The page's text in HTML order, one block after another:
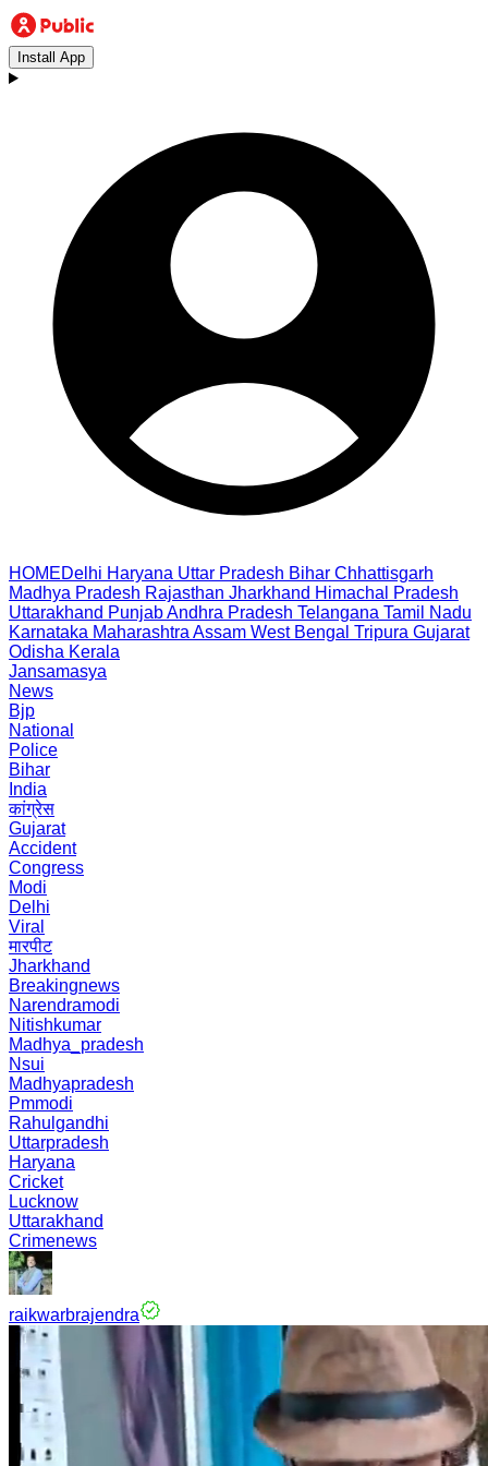
Install App
HOMEDelhi Haryana Uttar Pradesh Bihar Chhattisgarh
Madhya Pradesh Rajasthan Jharkhand Himachal Pradesh
Uttarakhand PunjabAndhra Pradesh Telangana Tamil Nadu
Karnataka Maharashtra Assam West Bengal Tripura Gujarat
Odisha Kerala
Jansamasya
News
Bjp
National
Police
Bihar
India
कांग्रेस
Gujarat
Accident
Congress
Modi
Delhi
Viral
मारपीट
Jharkhand
Breakingnews
Narendramodi
Nitishkumar
Madhya_pradesh
Nsui
Madhyapradesh
Pmmodi
Rahulgandhi
Uttarpradesh
Haryana
Cricket
Lucknow
Uttarakhand
Crimenews
raikwarbrajendra